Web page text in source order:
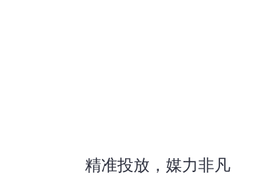
精准投放，媒力非凡